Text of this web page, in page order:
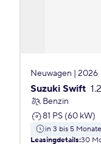
Neuwagen | 2026
Suzuki Swift
Benzin
81 PS (60 kW)
in 3 bis 5
Leasingdetails:30